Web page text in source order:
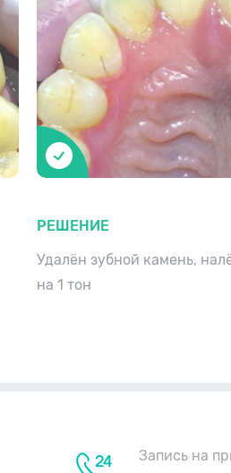
РЕШЕНИЕ
Удалён зубной камень,
на 1 тон
Запись на